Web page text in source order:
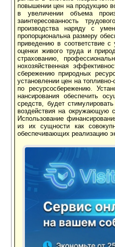
повыше­нии цен на продукцию
в увеличении объема
заинтересованность
производства наряду с
пропорциональна размеру
приведению в соответствие
оценки живого труда и
страхованию,
нохозяйственная
сбережению при­родных
установлении цен на
по ресурсосбережению.
нансирования обеспечить
средств, будет
воздействия на окружающую
Использование
из их сущности как
обеспечивающих реализацию